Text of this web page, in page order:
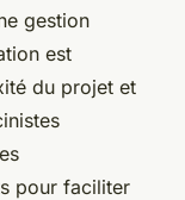
gestion
est
du projet et
pour faciliter